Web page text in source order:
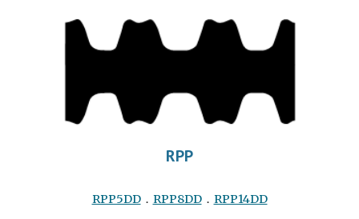
RPP
RPP5DD． RPP8DD． RPP14DD